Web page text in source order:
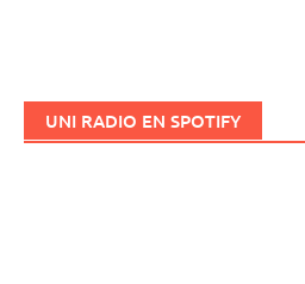
UNI RADIO EN SPOTIFY